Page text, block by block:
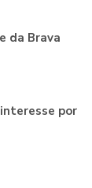
da Brava
por